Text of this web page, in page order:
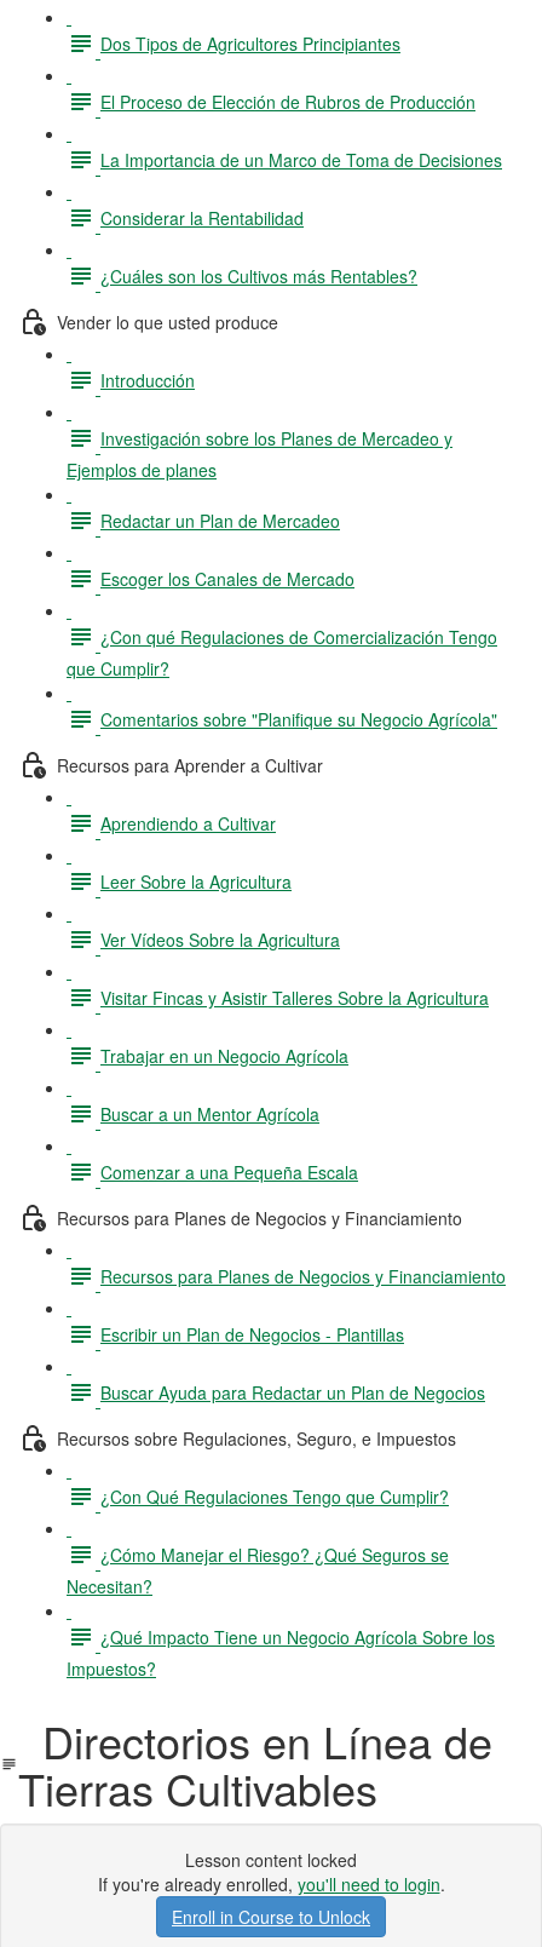
Dos Tipos de Agricultores Principiantes
El Proceso de Elección de Rubros de Producción
La Importancia de un Marco de Toma de Decisiones
Considerar la Rentabilidad
¿Cuáles son los Cultivos más Rentables?
Vender lo que usted produce
Introducción
Investigación sobre los Planes de Mercadeo y
Ejemplos de planes
Redactar un Plan de Mercadeo
Escoger los Canales de Mercado
¿Con qué Regulaciones de Comercialización Tengo
que Cumplir?
Comentarios sobre "Planifique su Negocio Agrícola"
Recursos para Aprender a Cultivar
Aprendiendo a Cultivar
Leer Sobre la Agricultura
Ver Vídeos Sobre la Agricultura
Visitar Fincas y Asistir Talleres Sobre la Agricultura
Trabajar en un Negocio Agrícola
Buscar a un Mentor Agrícola
Comenzar a una Pequeña Escala
Recursos para Planes de Negocios y Financiamiento
Recursos para Planes de Negocios y Financiamiento
Escribir un Plan de Negocios - Plantillas
Buscar Ayuda para Redactar un Plan de Negocios
Recursos sobre Regulaciones, Seguro, e Impuestos
¿Con Qué Regulaciones Tengo que Cumplir?
¿Cómo Manejar el Riesgo? ¿Qué Seguros se
Necesitan?
¿Qué Impacto Tiene un Negocio Agrícola Sobre los
Impuestos?
Directorios en Línea de
Tierras Cultivables
Lesson content locked
If you're already enrolled, you'll need to login.
Enroll in Course to Unlock